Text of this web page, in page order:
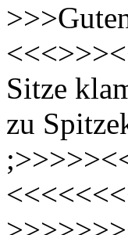
Sitze
zu